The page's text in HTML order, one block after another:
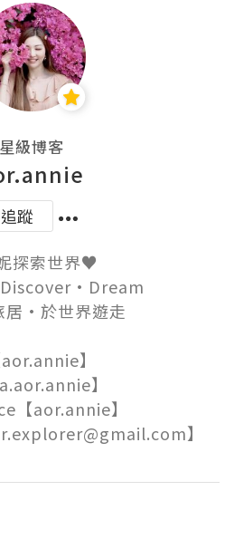
星級博客
追蹤
探索世界♥️
居·於世界遊走
】
】
【aor.annie】
】